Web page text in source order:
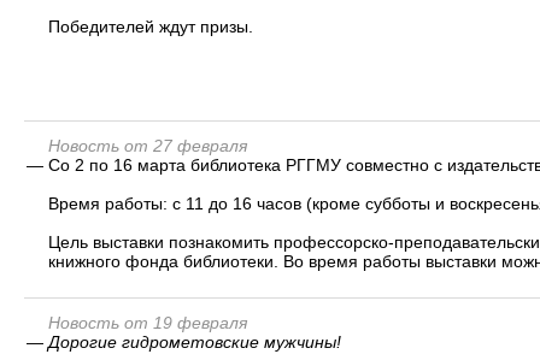
Победителей ждут призы.
Новость от 27 февраля
— Со 2 по 16 марта библиотека РГГМУ совместно с
Время работы: с 11 до 16 часов (кроме субботы и
Цель выставки познакомить профессорско-
книжного фонда библиотеки. Во время работы выставки
Новость от 19 февраля
— Дорогие гидрометовские мужчины!